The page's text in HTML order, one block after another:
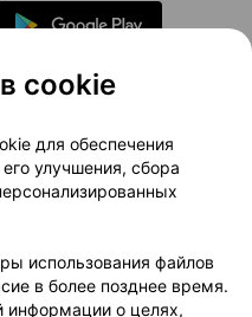
проекта
маркетинг
Доставка
Партнеры
103.by
cookie
для обеспечения
улучшения, сбора
использования файлов
в более позднее время.
информации о целях,